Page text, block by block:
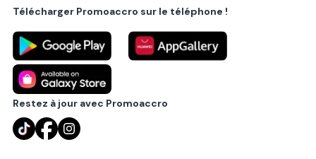
Villes principales
Politique de confidentialité
Règlements
Partenariat B2B
Blog
Contact
Télécharger Promoaccro sur le téléphone !
Restez à jour avec Promoaccro